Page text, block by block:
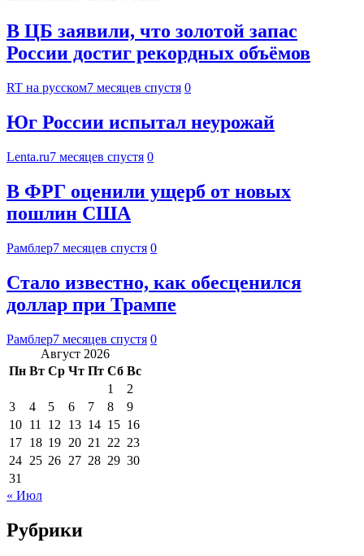
В ЦБ заявили, что золотой запас
России достиг рекордных объёмов
RT на русском7 месяцев спустя 0
Юг России испытал неурожай
Lenta.ru7 месяцев спустя 0
В ФРГ оценили ущерб от новых
пошлин США
Рамблер7 месяцев спустя 0
Стало известно, как обесценился
доллар при Трампе
Рамблер7 месяцев спустя 0
Август 2026
Пн Вт Ср Чт Пт Сб Вс
1
2
3
4 5 6 7 8
9
10 11 12 13 14 15 16
17 18 19 20 21 22 23
24 25 26 27 28 29 30
31
« Июл
Рубрики